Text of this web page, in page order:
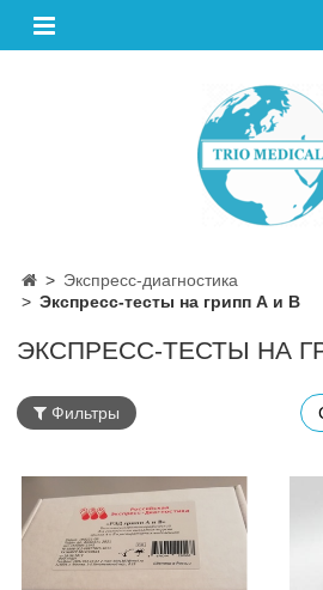
Экспресс-диагностика
Экспресс-тесты на грипп А и В
ЭКСПРЕСС-ТЕСТЫ НА
Фильтры